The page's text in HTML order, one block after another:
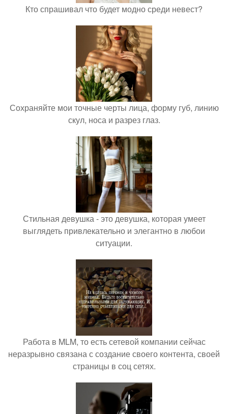
Кто спрашивал что будет модно среди невест?
Сохраняйте мои точные черты лица, форму губ, линию
скул, носа и разрез глаз.
Стильная девушка - это девушка, которая умеет
выглядеть привлекательно и элегантно в любои
ситуации.
Работа в MLM, то есть сетевой компании сейчас
неразрывно связана с создание своего контента, своей
страницы в соц сетях.